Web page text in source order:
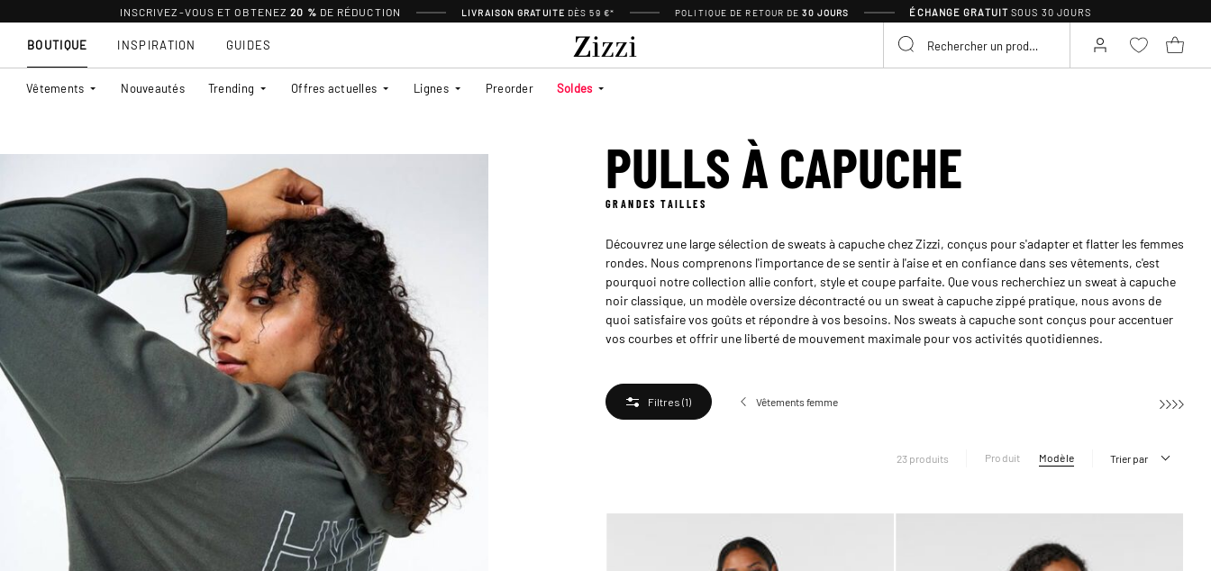
INSCRIVEZ-VOUS ET OBTENEZ 20 % DE RÉDUCTION LIVRAISON GRATUITE DÈS 59 €* POLITIQUE DE RETOUR DE30 JOURS ÉCHANGE GRATUITSOUS 30 JOURS
BOUTIQUE
Vêtements Nouveautés Trending Offres actuelles Lignes Preorder Soldes
INSPIRATION GUIDES
PULLS À CAPUCHE
GRANDES TAILLES
Découvrez une large sélection de sweats à capuche chez Zizzi, conçus pour s'adapter et flatter les femmes
rondes. Nous comprenons l'importance de se sentir à l'aise et en confiance dans ses vêtements, c'est
pourquoi notre collection allie confort, style et coupe parfaite. Que vous recherchiez un sweat à capuche
noir classique, un modèle oversize décontracté ou un sweat à capuche zippé pratique, nous avons de
quoi satisfaire vos goûts et répondre à vos besoins. Nos sweats à capuche sont conçus pour accentuer
vos courbes et offrir une liberté de mouvement maximale pour vos activités quotidiennes.
Filtres (1) Vêtements femme
23 produits Produit Modèle Trier par